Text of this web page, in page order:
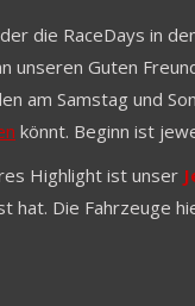
die RaceDays in
unseren Guten
am Samstag und
könnt. Beginn ist
Highlight ist unser
hat. Die Fahrzeuge